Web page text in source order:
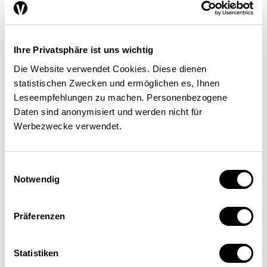
Ihre Privatsphäre ist uns wichtig
Die Website verwendet Cookies. Diese dienen
statistischen Zwecken und ermöglichen es, Ihnen
Leseempfehlungen zu machen. Personenbezogene
Daten sind anonymisiert und werden nicht für
Werbezwecke verwendet.
Notwendig
Präferenzen
Statistiken
obliegt in 36 Prozent der Fälle öffentlichen
Behörden und in 26 Prozent der Fälle
ausgewogenen Vertretung. Auf dieser Basis
kann die Smart-City-Innovationspartnerschaft
die Aktivitäten im Rahmen von sechs
strategischen Polen («action clusters»)
organisieren, die im Allgemeinen
festgelegten Ziele beinhalten:
Wirtschaftliche Modelle, Finanzierung und
Bürgernähe.
und die partizipative Gouvernanz fördern,